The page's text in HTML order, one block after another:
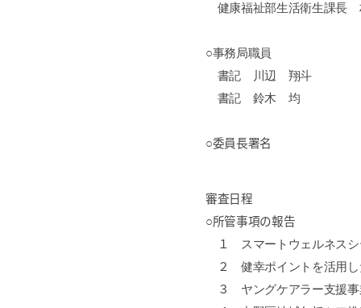
健康福祉部生活衛生課
○事務局職員
書記 川辺 翔斗
書記 鈴木 均
○委員長署名
審査日程
○所管事項の報告
１
スマートウェルネス
２ 健幸ポイントを活用
３ ヤングケアラー支援